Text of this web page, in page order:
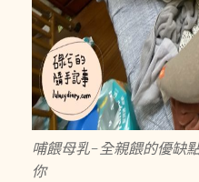
哺餵母乳-全親餵的優缺
你